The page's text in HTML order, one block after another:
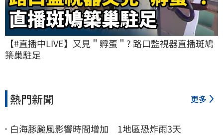
【#直播中LIVE】又見＂孵蛋＂? 路口監視器直播斑鳩
築巢駐足
熱門新聞 更多
白海豚颱風影響時間增加 1地區恐炸雨3天